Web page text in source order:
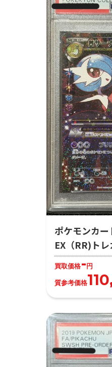
ポケモンカ
EX（RR)ト
買取価格-円
質参考価格